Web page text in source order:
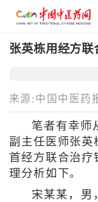
张英栋用经方联
来源:中国中医药
笔者有幸师
副主任医师张英
首经方联合治疗
理分析如下。
宋某某，男